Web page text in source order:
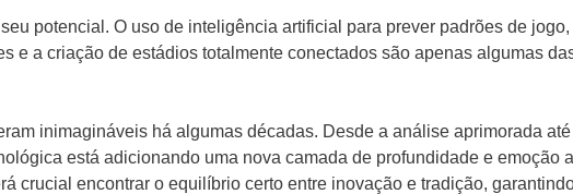
potencial. O uso de inteligência artificial para prever padrões de jogo,
e a criação de estádios totalmente conectados são apenas algumas
inimagináveis ​​há algumas décadas. Desde a análise aprimorada até
está adicionando uma nova camada de profundidade e emoção
crucial encontrar o equilíbrio certo entre inovação e tradição,